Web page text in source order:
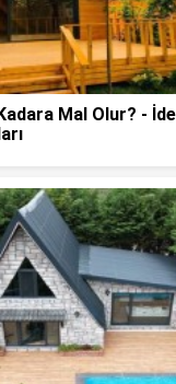
Mal Olur? -